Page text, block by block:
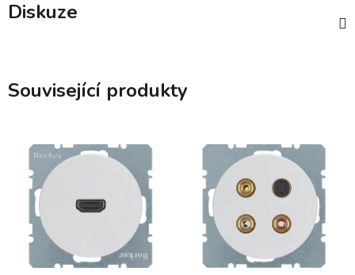
Diskuze
Související produkty